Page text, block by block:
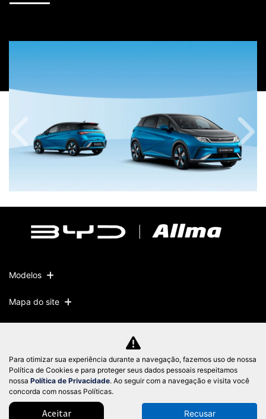
Anterior
Modelos
Mapa do site
CNPJ: 51.572.871/0001-10
Desacelere. Seu bem maior é a vida.
Para otimizar sua experiência durante a navegação, fazemos uso de nossa
Política de Cookies e para proteger seus dados pessoais respeitamos
nossa Política de Privacidade. Ao seguir com a navegação e visita você
concorda com nossas Políticas.
Aceitar Recusar